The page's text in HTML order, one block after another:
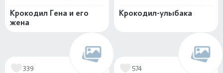
Крокодил Гена и его
жена
Крокодил-улыбака
339 574